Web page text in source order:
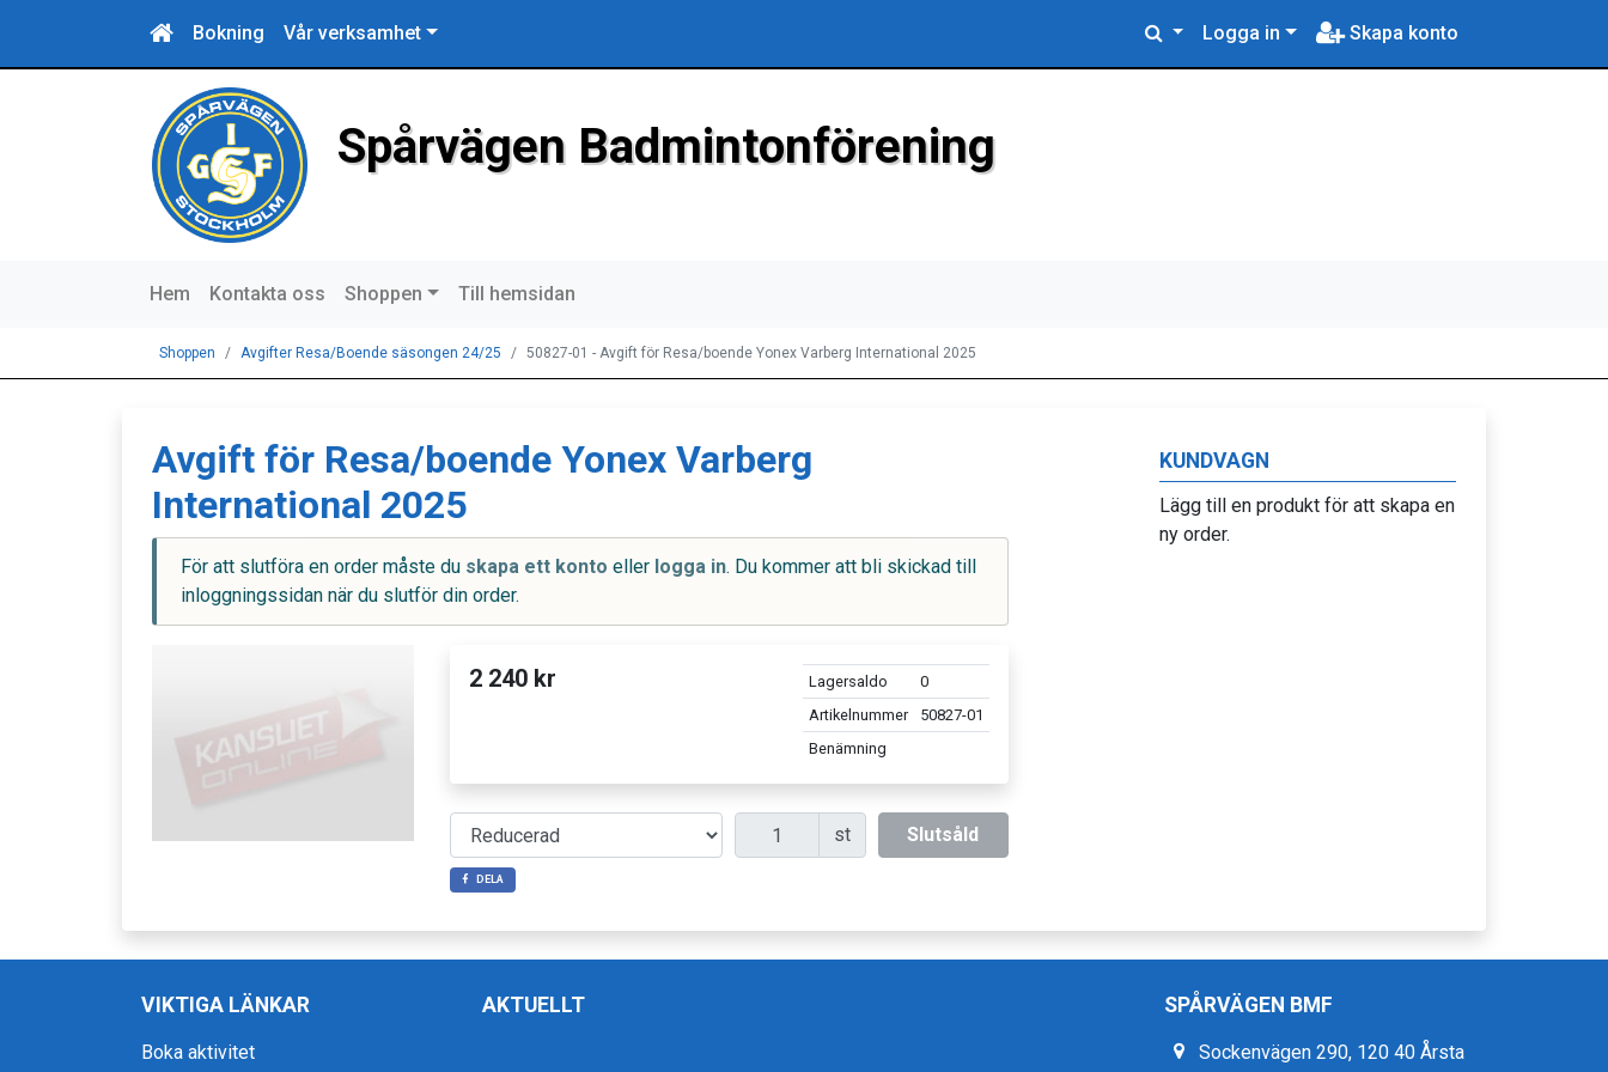
Bokning Vår verksamhet Logga in Skapa konto
Spårvägen Badmintonförening
Hem Kontakta oss Shoppen Till hemsidan
Shoppen Avgifter Resa/Boende säsongen 24/25 50827-01 - Avgift för Resa/boende Yonex Varberg International 2025
KUNDVAGN
Lägg till en produkt för att skapa en
ny order.
Avgift för Resa/boende Yonex Varberg
International 2025
För att slutföra en order måste du skapa ett konto eller logga in. Du kommer att bli skickad till
inloggningssidan när du slutför din order.
2 240 kr Lagersaldo
0
Artikelnummer
50827-01
Benämning
Antal st Slutsåld
DELA
VIKTIGA LÄNKAR
Boka aktivitet
AKTUELLT SPÅRVÄGEN BMF
Sockenvägen 290, 120 40 Årsta